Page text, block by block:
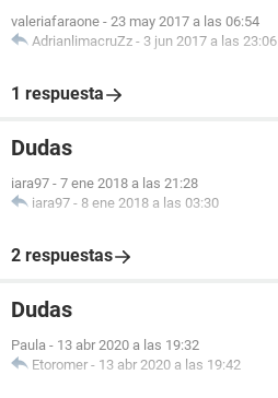
valeriafaraone - 23 may 2017 a las 06:54
AdrianlimacruZz - 3 jun 2017 a las 23:06
1 respuesta
Dudas
iara97 - 7 ene 2018 a las 21:28
iara97 - 8 ene 2018 a las 03:30
2 respuestas
Dudas
Paula - 13 abr 2020 a las 19:32
Etoromer - 13 abr 2020 a las 19:42